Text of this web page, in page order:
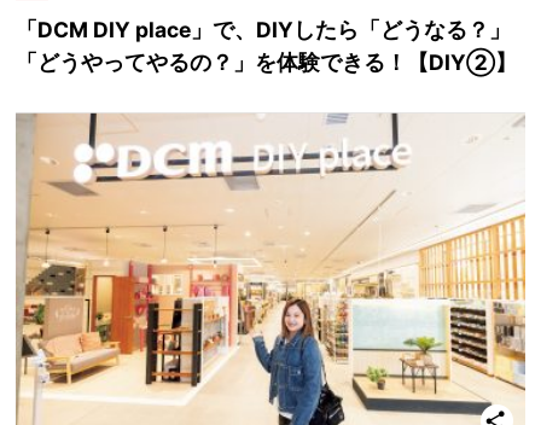
「DCM DIY place」で、DIYしたら「どうなる？」
「どうやってやるの？」を体験できる！【DIY②】